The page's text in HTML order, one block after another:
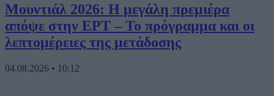
Μουντιάλ 2026: Η μεγάλη πρεμιέρα
απόψε στην ΕΡΤ – Το πρόγραμμα και οι
λεπτομέρειες της μετάδοσης
04.08.2026 • 10:12